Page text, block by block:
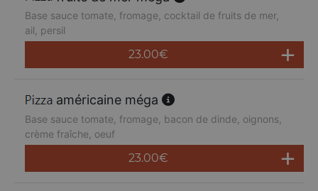
Base sauce tomate, fromage, cocktail de fruits de mer,
ail, persil
23.00€
américaine méga
Base sauce tomate, fromage, bacon de dinde, oignons,
crème fraîche, oeuf
23.00€